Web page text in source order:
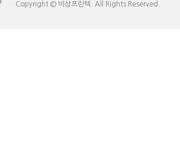
Copyright © 비상프린텍. All Rights Reserved.